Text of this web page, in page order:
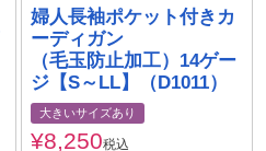
婦人長袖ポケット付きカ
ーディガン
（毛玉防止加工）14ゲー
ジ【S～LL】（D1011）
大きいサイズあり
¥8,250税込